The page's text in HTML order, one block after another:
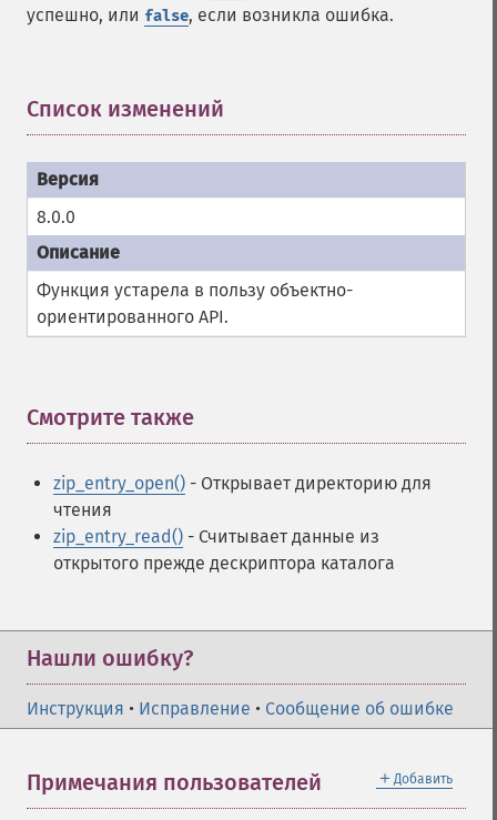
успешно, или false, если возникла ошибка.
Список изменений
8.0.0
Функция устарела в пользу объектно-
ориентированного API.
Смотрите также
zip_entry_open() - Открывает директорию для
чтения
zip_entry_read() - Считывает данные из
открытого прежде дескриптора каталога
Нашли ошибку?
Инструкция • Исправление • Сообщение об ошибке
＋ Добавить
Примечания пользователей